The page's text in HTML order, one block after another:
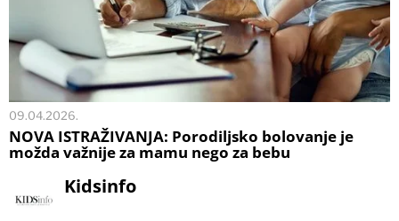
09.04.2026.
NOVA ISTRAŽIVANJA: Porodiljsko bolovanje je
možda važnije za mamu nego za bebu
Kidsinfo